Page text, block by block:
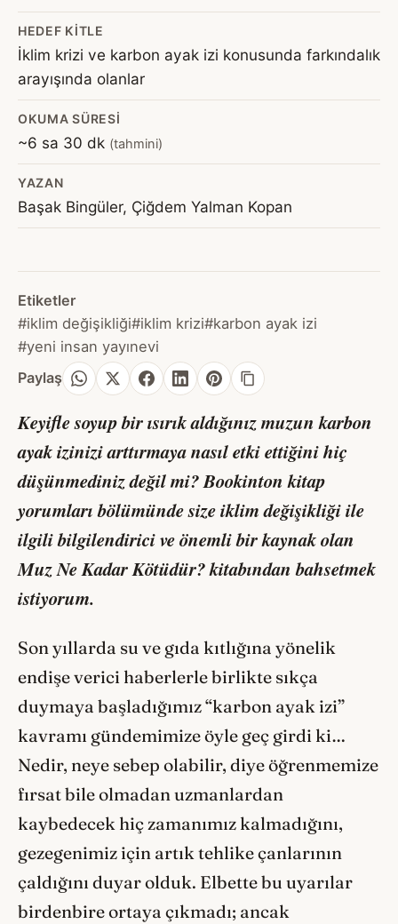
HEDEF KITLE
İklim krizi ve karbon ayak izi konusunda farkındalık
arayışında olanlar
OKUMA SÜRESI
~6 sa 30 dk (tahmini)
YAZAN
Başak Bingüler, Çiğdem Yalman Kopan
Etiketler
#iklim değişikliği#iklim krizi#karbon ayak izi
#yeni insan yayınevi
Paylaş
Keyifle soyup bir ısırık aldığınız muzun karbon
ayak izinizi arttırmaya nasıl etki ettiğini hiç
düşünmediniz değil mi? Bookinton kitap
yorumları bölümünde size iklim değişikliği ile
ilgili bilgilendirici ve önemli bir kaynak olan
Muz Ne Kadar Kötüdür? kitabından bahsetmek
istiyorum.
Son yıllarda su ve gıda kıtlığına yönelik
endişe verici haberlerle birlikte sıkça
duymaya başladığımız “karbon ayak izi”
kavramı gündemimize öyle geç girdi ki…
Nedir, neye sebep olabilir, diye öğrenmemize
fırsat bile olmadan uzmanlardan
kaybedecek hiç zamanımız kalmadığını,
gezegenimiz için artık tehlike çanlarının
çaldığını duyar olduk. Elbette bu uyarılar
birdenbire ortaya çıkmadı; ancak